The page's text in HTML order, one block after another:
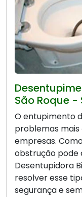
São Roque -
O entupimento
problemas mais
empresas.
obstrução pode
Desentupidora
resolver esse
segurança e